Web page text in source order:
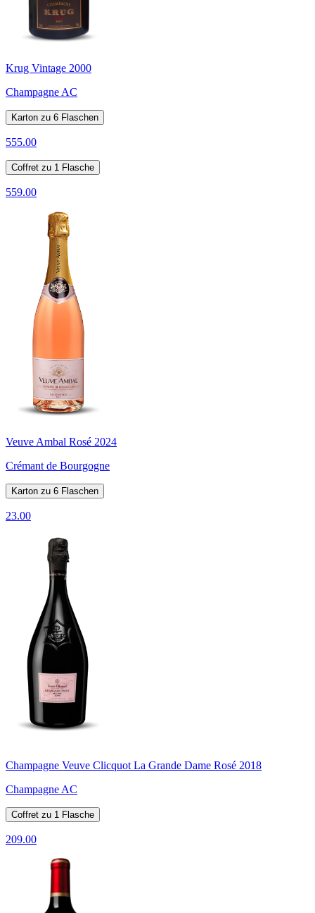
Krug Vintage 2000
Champagne AC
Karton zu 6 Flaschen
555.00
Coffret zu 1 Flasche
559.00
Veuve Ambal Rosé 2024
Crémant de Bourgogne
Karton zu 6 Flaschen
23.00
Champagne Veuve Clicquot La Grande Dame Rosé 2018
Champagne AC
Coffret zu 1 Flasche
209.00